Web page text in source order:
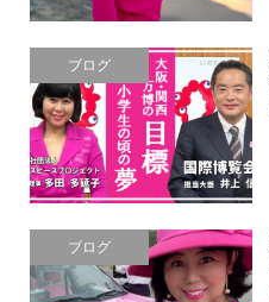
ブログ
ブログ